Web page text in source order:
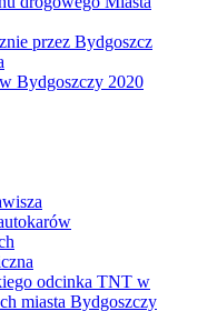
przez Bydgoszcz
Bydgoszczy 2020
odcinka TNT w
miasta Bydgoszczy